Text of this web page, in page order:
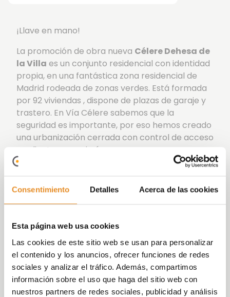
Consentimiento Detalles Acerca de las cookies
Esta página web usa cookies
Las cookies de este sitio web se usan para personalizar
el contenido y los anuncios, ofrecer funciones de redes
sociales y analizar el tráfico. Además, compartimos
información sobre el uso que haga del sitio web con
nuestros partners de redes sociales, publicidad y análisis
¡Llave en mano!
La promoción de obra nueva Célere Dehesa de
la Villa es un conjunto residencial con identidad
propia, en una fantástica zona residencial de
Madrid rodeada de zonas verdes. Está formada
por 92 viviendas , dispone de plazas de garaje y
trastero. En Vía Célere sabemos que la
seguridad es importante, por eso hemos creado
una urbanización cerrada con control de acceso
mediante conserjería.
Pensando en todos los detalles, Célere Dehesa
equipadas para que sólo te ocupes de
disfrutarlas y vivirlas: piscina, pista de pádel,
niños, cuarto para bicicletas, parque infantil y
sala social-gourmet.
Además incorpora la nueva
funcionalidadCélere Wishque, de la mano de un
partner como Amazon, permitirá a los